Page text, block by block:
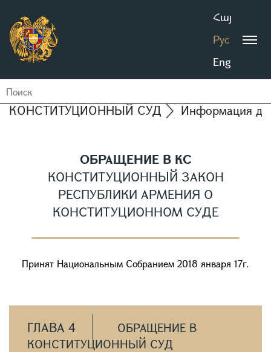
Հայ
Рус
Eng
КОНСТИТУЦИОННЫЙ СУД Информация
ОБРАЩЕНИЕ В КС
КОНСТИТУЦИОННЫЙ ЗАКОН
РЕСПУБЛИКИ АРМЕНИЯ О
КОНСТИТУЦИОННОМ СУДЕ
Принят Национальным Собранием 2018 января 17г.
ГЛАВА 4
ОБРАЩЕНИЕ В
КОНСТИТУЦИОННЫЙ СУД